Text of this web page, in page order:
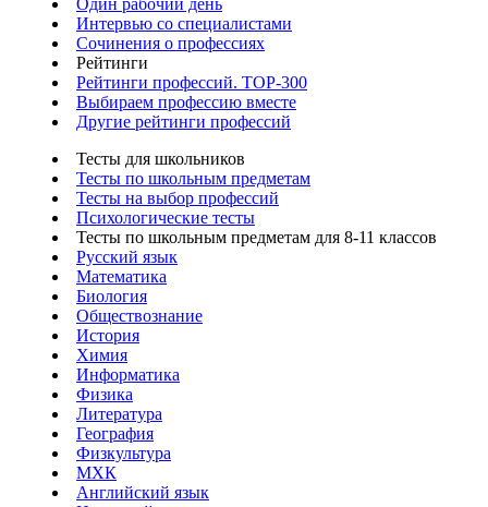
Интервью со специалистами
Сочинения о профессиях
Рейтинги
Рейтинги профессий. TOP-300
Выбираем профессию вместе
Другие рейтинги профессий
Тесты для школьников
Тесты по школьным предметам
Тесты на выбор профессий
Психологические тесты
Тесты по школьным предметам для 8-11 классов
Русский язык
Математика
Биология
Обществознание
История
Химия
Информатика
Физика
Литература
География
Физкультура
МХК
Английский язык